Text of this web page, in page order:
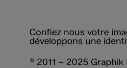
Confiez nous votre
développons une
® 2011 – 2025 Graphik